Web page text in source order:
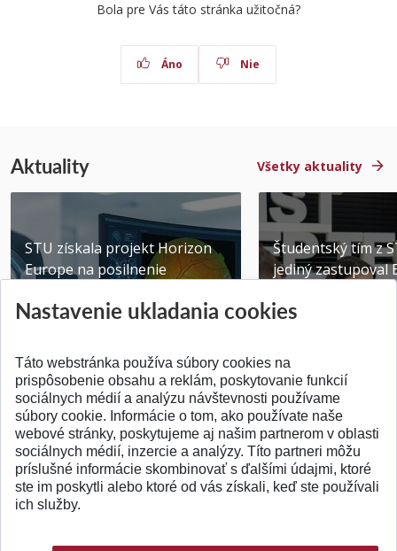
Bola pre Vás táto stránka užitočná?
Áno Nie
Aktuality Všetky aktuality
STU získala projekt Horizon
Europe na posilnenie
Publikované 31.07.2026
Študentský tím z
jediný zastupoval
Publikované
SPÄŤ NA VRCH
Nastavenie ukladania cookies
Táto webstránka používa súbory cookies na
prispôsobenie obsahu a reklám, poskytovanie funkcií
sociálnych médií a analýzu návštevnosti používame
súbory cookie. Informácie o tom, ako používate naše
webové stránky, poskytujeme aj našim partnerom v oblasti
sociálnych médií, inzercie a analýzy. Títo partneri môžu
príslušné informácie skombinovať s ďalšími údajmi, ktoré
ste im poskytli alebo ktoré od vás získali, keď ste používali
ich služby.